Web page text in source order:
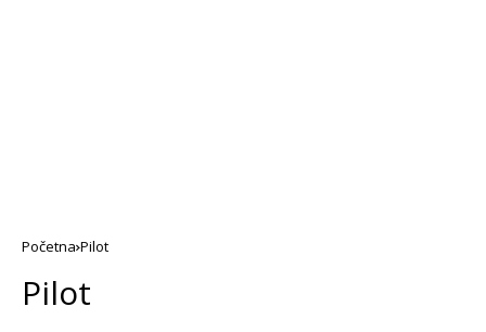
Početna Pilot
Pilot